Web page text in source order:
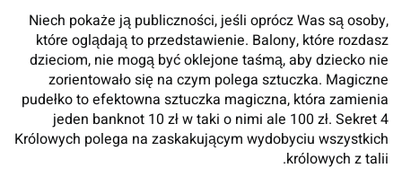
Niech pokaże ją publiczności, jeśli oprócz Was są osoby,
które oglądają to przedstawienie. Balony, które rozdasz
dzieciom, nie mogą być oklejone taśmą, aby dziecko nie
zorientowało się na czym polega sztuczka. Magiczne
pudełko to efektowna sztuczka magiczna, która zamienia
jeden banknot 10 zł w taki o nimi ale 100 zł. Sekret 4
Królowych polega na zaskakującym wydobyciu wszystkich
królowych z talii.